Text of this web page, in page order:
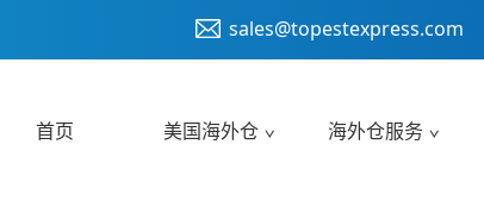
sales@topestexpress.com
首页 美国海外仓 海外仓服务